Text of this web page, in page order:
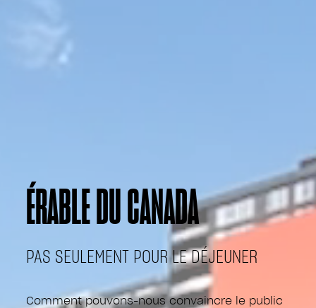
ÉRABLE DU CANADA
PAS SEULEMENT POUR LE DÉJEUNER
Comment pouvons-nous convaincre le public